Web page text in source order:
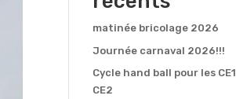
matinée bricolage 2026
Journée carnaval 2026!!!
Cycle hand ball pour les CE1
CE2